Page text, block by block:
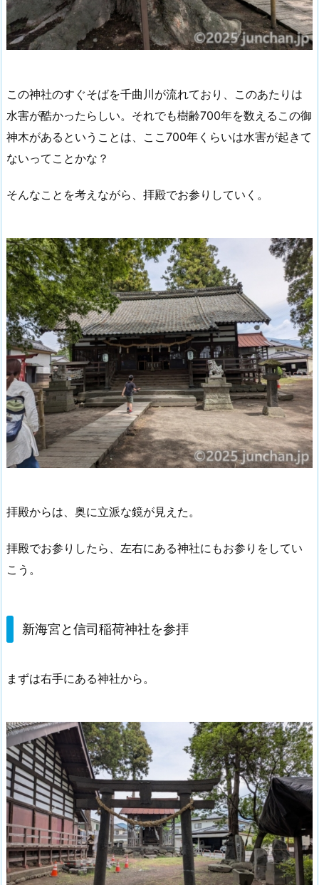
この神社のすぐそばを千曲川が流れており、このあたりは
水害が酷かったらしい。それでも樹齢700年を数えるこの御
神木があるということは、ここ700年くらいは水害が起きて
ないってことかな？
そんなことを考えながら、拝殿でお参りしていく。
拝殿からは、奥に立派な鏡が見えた。
拝殿でお参りしたら、左右にある神社にもお参りをしてい
こう。
新海宮と信司稲荷神社を参拝
まずは右手にある神社から。